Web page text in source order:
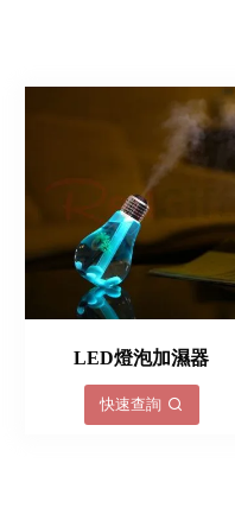
LED燈泡加濕器
快速查詢